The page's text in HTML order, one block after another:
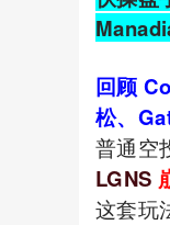
回顾
松、
普通空
LGNS
这套玩